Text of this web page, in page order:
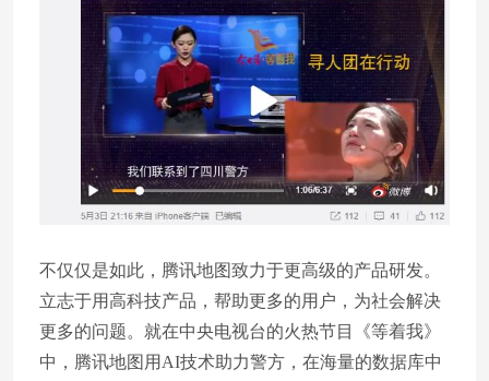
不仅仅是如此，腾讯地图致力于更高级的产品研发。
立志于用高科技产品，帮助更多的用户，为社会解决
更多的问题。就在中央电视台的火热节目《等着我》
中，腾讯地图用AI技术助力警方，在海量的数据库中